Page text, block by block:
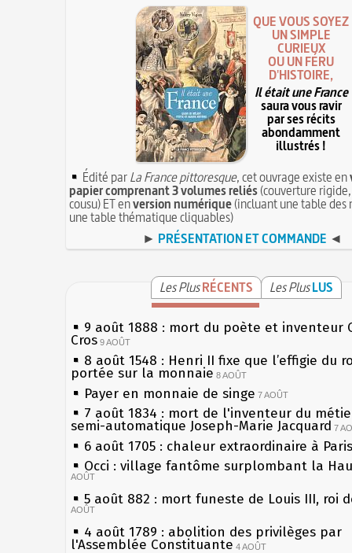
QUE VOUS SOYEZ
UN SIMPLE
CURIEUX
OU UN FÉRU
D'HISTOIRE,
Il était une France
saura vous ravir
par ses récits
abondamment
illustrés !
Édité parLa France pittoresque, cet ouvrage existe en
papier comprenant 3 volumes reliés(couverture
cousu) ET enversion numérique(incluant une table des
une table thématique cliquables)
► PRÉSENTATION ET COMMANDE ◄
Les PlusRÉCENTS Les PlusLUS
9 août 1888 : mort du poète et inventeur
Cros 9 AOÛT
8 août 1548 : Henri II fixe que l’effigie du
portée sur la monnaie 8 AOÛT
Payer en monnaie de singe 7 AOÛT
7 août 1834 : mort de l'inventeur du
semi-automatique Joseph-Marie Jacquard 7
6 août 1705 : chaleur extraordinaire à Paris
Occi : village fantôme surplombant la
AOÛT
5 août 882 : mort funeste de Louis III, roi
AOÛT
4 août 1789 : abolition des privilèges par
l'Assemblée Constituante 4 AOÛT